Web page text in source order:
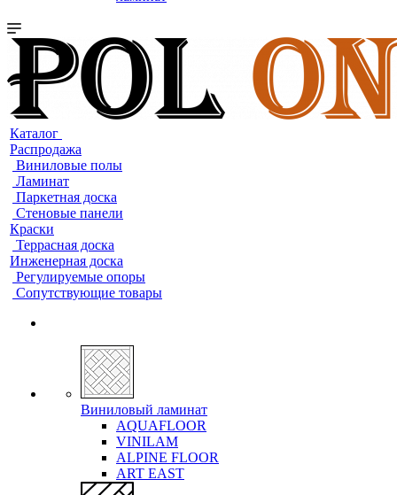
Каталог
Распродажа
Виниловые полы
Ламинат
Паркетная доска
Стеновые панели
Краски
Террасная доска
Инженерная доска
Регулируемые опоры
Сопутствующие товары
Виниловый ламинат
AQUAFLOOR
VINILAM
ALPINE FLOOR
ART EAST